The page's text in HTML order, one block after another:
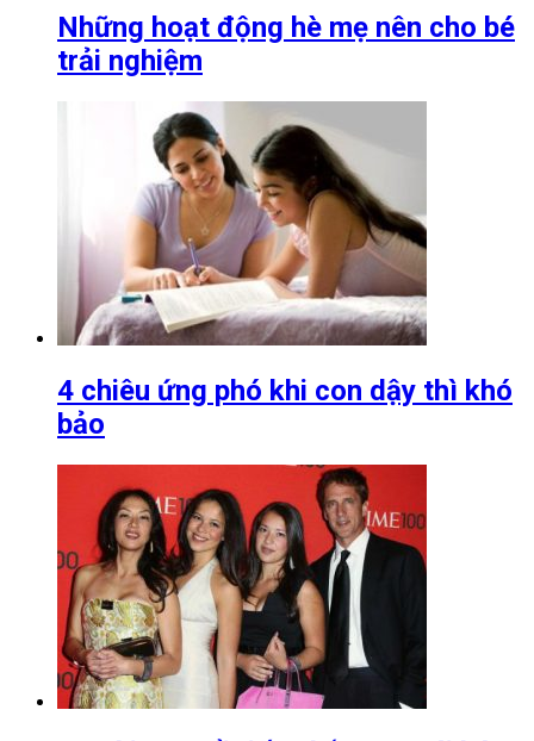
Những hoạt động hè mẹ nên cho bé
trải nghiệm
4 chiêu ứng phó khi con dậy thì khó
bảo